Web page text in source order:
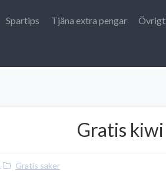
Spartips Tjäna extra pengar Övrigt
Gratis kiwi
Gratis saker